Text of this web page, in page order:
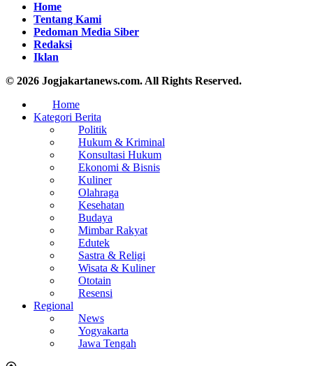
Home
Tentang Kami
Pedoman Media Siber
Redaksi
Iklan
© 2026 Jogjakartanews.com. All Rights Reserved.
Home
Kategori Berita
Politik
Hukum & Kriminal
Konsultasi Hukum
Ekonomi & Bisnis
Kuliner
Olahraga
Kesehatan
Budaya
Mimbar Rakyat
Edutek
Sastra & Religi
Wisata & Kuliner
Ototain
Resensi
Regional
News
Yogyakarta
Jawa Tengah